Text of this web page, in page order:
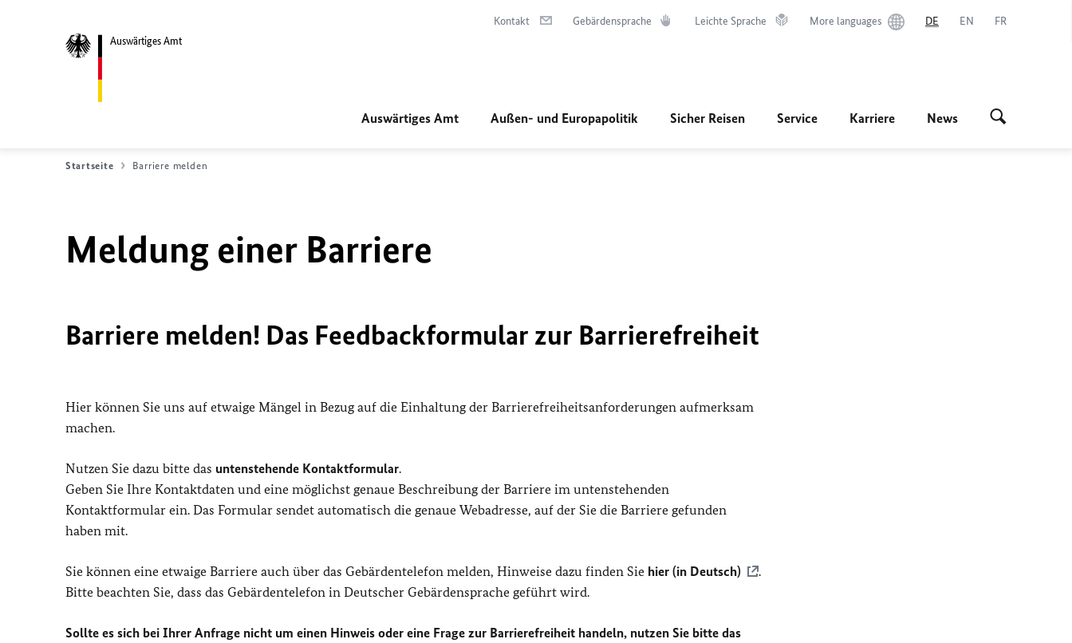
Auswärtiges Amt
Kontakt Gebärdensprache Leichte Sprache More languages DE EN FR
Auswärtiges Amt Außen- und Europapolitik Sicher Reisen Service Karriere News
Startseite Barriere melden
Meldung einer Barriere
Barriere melden! Das Feedbackformular zur Barrierefreiheit
Hier können Sie uns auf etwaige Mängel in Bezug auf die Einhaltung der Barrierefreiheitsanforderungen aufmerksam
machen.
Nutzen Sie dazu bitte das untenstehende Kontaktformular.
Geben Sie Ihre Kontaktdaten und eine möglichst genaue Beschreibung der Barriere im untenstehenden
Kontaktformular ein. Das Formular sendet automatisch die genaue Webadresse, auf der Sie die Barriere gefunden
haben mit.
Sie können eine etwaige Barriere auch über das Gebärdentelefon melden, Hinweise dazu finden Sie hier (in Deutsch)
.
Bitte beachten Sie, dass das Gebärdentelefon in Deutscher Gebärdensprache geführt wird.
Sollte es sich bei Ihrer Anfrage nicht um einen Hinweis oder eine Frage zur Barrierefreiheit handeln, nutzen Sie bitte das